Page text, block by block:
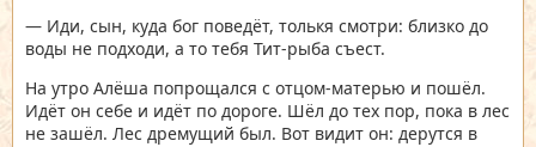
— Иди, сын, куда бог поведёт, толькя смотри: близко до
воды не подходи, а то тебя Тит-рыба съест.
На утро Алёша попрощался с отцом-матерью и пошёл.
Идёт он себе и идёт по дороге. Шёл до тех пор, пока в лес
не зашёл. Лес дремущий был. Вот видит он: дерутся в